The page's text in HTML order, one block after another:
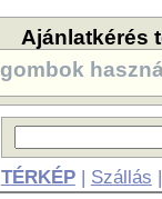
Ajánlatkérés
gombok
TÉRKÉP| Szállás |